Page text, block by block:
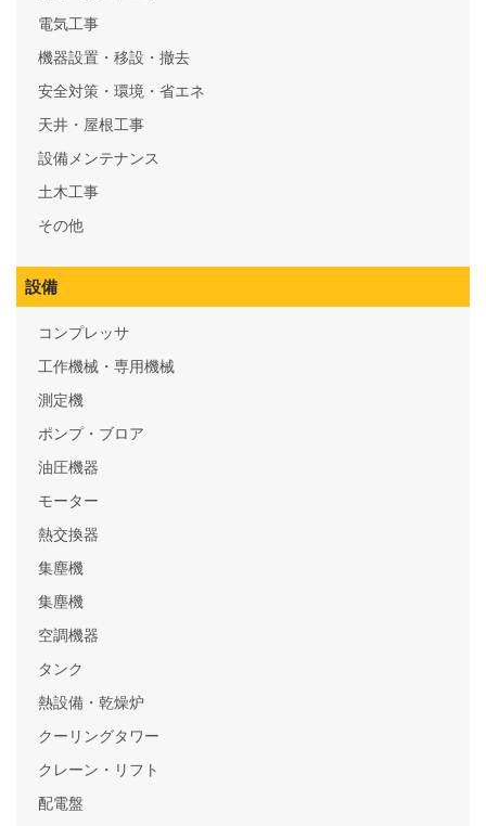
電気工事
機器設置・移設・撤去
安全対策・環境・省エネ
天井・屋根工事
設備メンテナンス
土木工事
その他
設備
コンプレッサ
工作機械・専用機械
測定機
ポンプ・ブロア
油圧機器
モーター
熱交換器
集塵機
集塵機
空調機器
タンク
熱設備・乾燥炉
クーリングタワー
クレーン・リフト
配電盤